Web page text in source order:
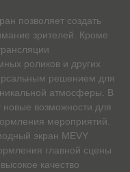
позволяет создать
зрителей. Кроме
роликов и других
решением для
атмосферы. В
новые возможности для
мероприятий.
экран MEVY
главной сцены
качество